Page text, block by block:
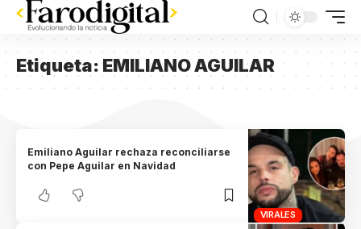
Etiqueta:EMILIANO AGUILAR
VIRALES
Emiliano Aguilar rechaza reconciliarse
con Pepe Aguilar en Navidad